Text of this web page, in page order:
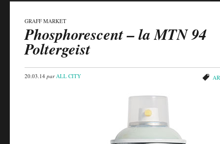
GRAFF MARKET
Phosphorescent – la MTN 94
Poltergeist
20.03.14 parALL CITY